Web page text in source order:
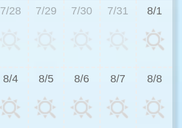
7/28 7/29 7/30 7/31 8/1
8/4 8/5 8/6 8/7 8/8